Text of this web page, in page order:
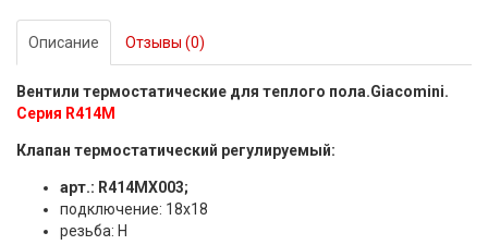
Описание Отзывы (0)
Вентили термостатические для теплого пола.Giacomini.
Серия R414M
Клапан термостатический регулируемый:
арт.: R414MX003;
подключение: 18х18
резьба: Н